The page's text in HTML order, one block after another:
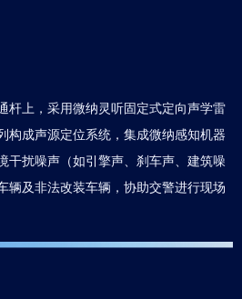
杆上，采用微纳灵听固定式定向声学雷
构成声源定位系统，集成微纳感知机器
干扰噪声（如引擎声、刹车声、建筑噪
辆及非法改装车辆，协助交警进行现场